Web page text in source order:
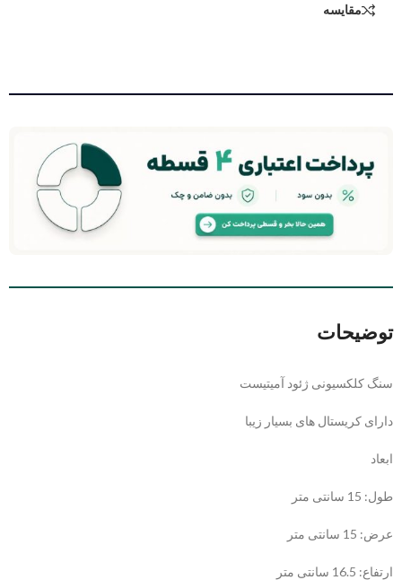
مقایسه
توضیحات
سنگ کلکسیونی ژئود آمیتیست
دارای کریستال های بسیار زیبا
ابعاد
طول: 15 سانتی متر
عرض: 15 سانتی متر
ارتفاع: 16.5 سانتی متر